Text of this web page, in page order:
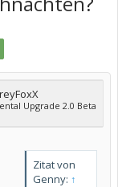
Upgrade 2.0 Beta
Zitat von
Genny: ↑